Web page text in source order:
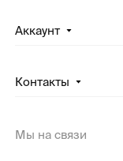
Аккаунт
Контакты
Мы на связи